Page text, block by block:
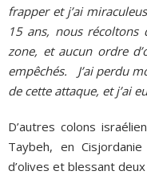
frapper et j’ai
15 ans, nous récoltons
zone, et aucun ordre
empêchés. J’ai perdu
de cette attaque, et j’ai
D’autres colons
Taybeh, en
d’olives et blessant